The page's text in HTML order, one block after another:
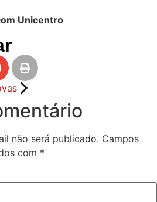
Unicentro
não será publicado. Campos
com *